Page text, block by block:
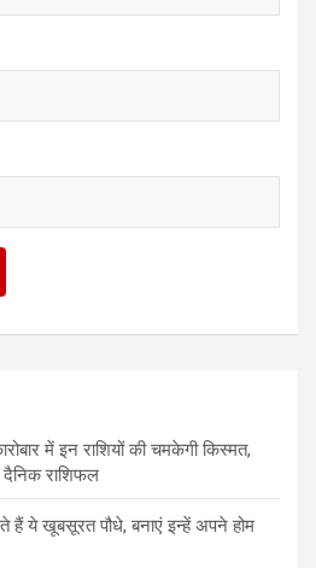
में इन राशियों की चमकेगी किस्मत,
दैनिक राशिफल
हैं ये खूबसूरत पौधे, बनाएं इन्‍हें अपने होम